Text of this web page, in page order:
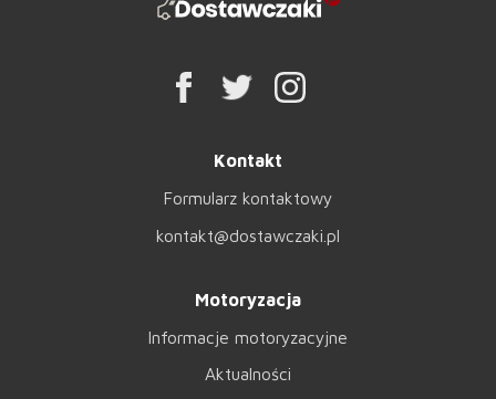
Kontakt
Formularz kontaktowy
kontakt@dostawczaki.pl
Motoryzacja
Informacje motoryzacyjne
Aktualności